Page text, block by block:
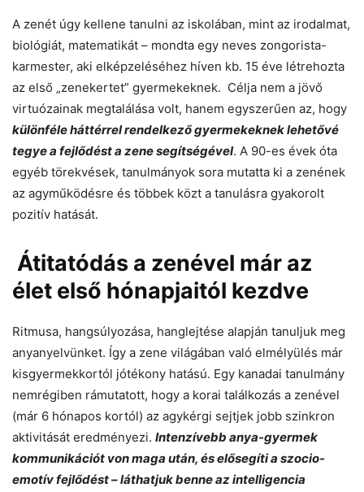
A zenét úgy kellene tanulni az iskolában, mint az irodalmat,
biológiát, matematikát – mondta egy neves zongorista-
karmester, aki elképzeléséhez híven kb. 15 éve létrehozta
az első „zenekertet” gyermekeknek. Célja nem a jövő
virtuózainak megtalálása volt, hanem egyszerűen az, hogy
különféle háttérrel rendelkező gyermekeknek lehetővé
tegye a fejlődést a zene segítségével. A 90-es évek óta
egyéb törekvések, tanulmányok sora mutatta ki a zenének
az agyműködésre és többek közt a tanulásra gyakorolt
pozitív hatását.
Átitatódás a zenével már az
élet első hónapjaitól kezdve
Ritmusa, hangsúlyozása, hanglejtése alapján tanuljuk meg
anyanyelvünket. Így a zene világában való elmélyülés már
kisgyermekkortól jótékony hatású. Egy kanadai tanulmány
nemrégiben rámutatott, hogy a korai találkozás a zenével
(már 6 hónapos kortól) az agykérgi sejtjek jobb szinkron
aktivitását eredményezi. Intenzívebb anya-gyermek
kommunikációt von maga után, és elősegíti a szocio-
emotív fejlődést – láthatjuk benne az intelligencia